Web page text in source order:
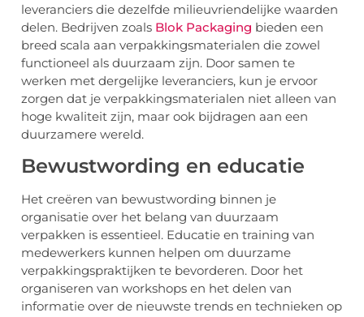
leveranciers die dezelfde milieuvriendelijke waarden
delen. Bedrijven zoals Blok Packaging bieden een
breed scala aan verpakkingsmaterialen die zowel
functioneel als duurzaam zijn. Door samen te
werken met dergelijke leveranciers, kun je ervoor
zorgen dat je verpakkingsmaterialen niet alleen van
hoge kwaliteit zijn, maar ook bijdragen aan een
duurzamere wereld.
Bewustwording en educatie
Het creëren van bewustwording binnen je
organisatie over het belang van duurzaam
verpakken is essentieel. Educatie en training van
medewerkers kunnen helpen om duurzame
verpakkingspraktijken te bevorderen. Door het
organiseren van workshops en het delen van
informatie over de nieuwste trends en technieken op